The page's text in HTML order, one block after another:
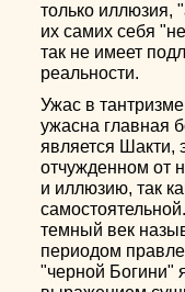
только иллюзия,
их самих себя
так не имеет
реальности.
Ужас в
ужасна главная
является
отчужденном от
и иллюзию, так
темный век
периодом
"черной Богини"